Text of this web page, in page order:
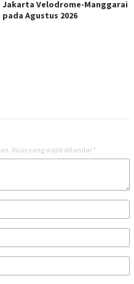
Jakarta Velodrome-Manggarai
pada Agustus 2026
Ruas yang wajib ditandai *